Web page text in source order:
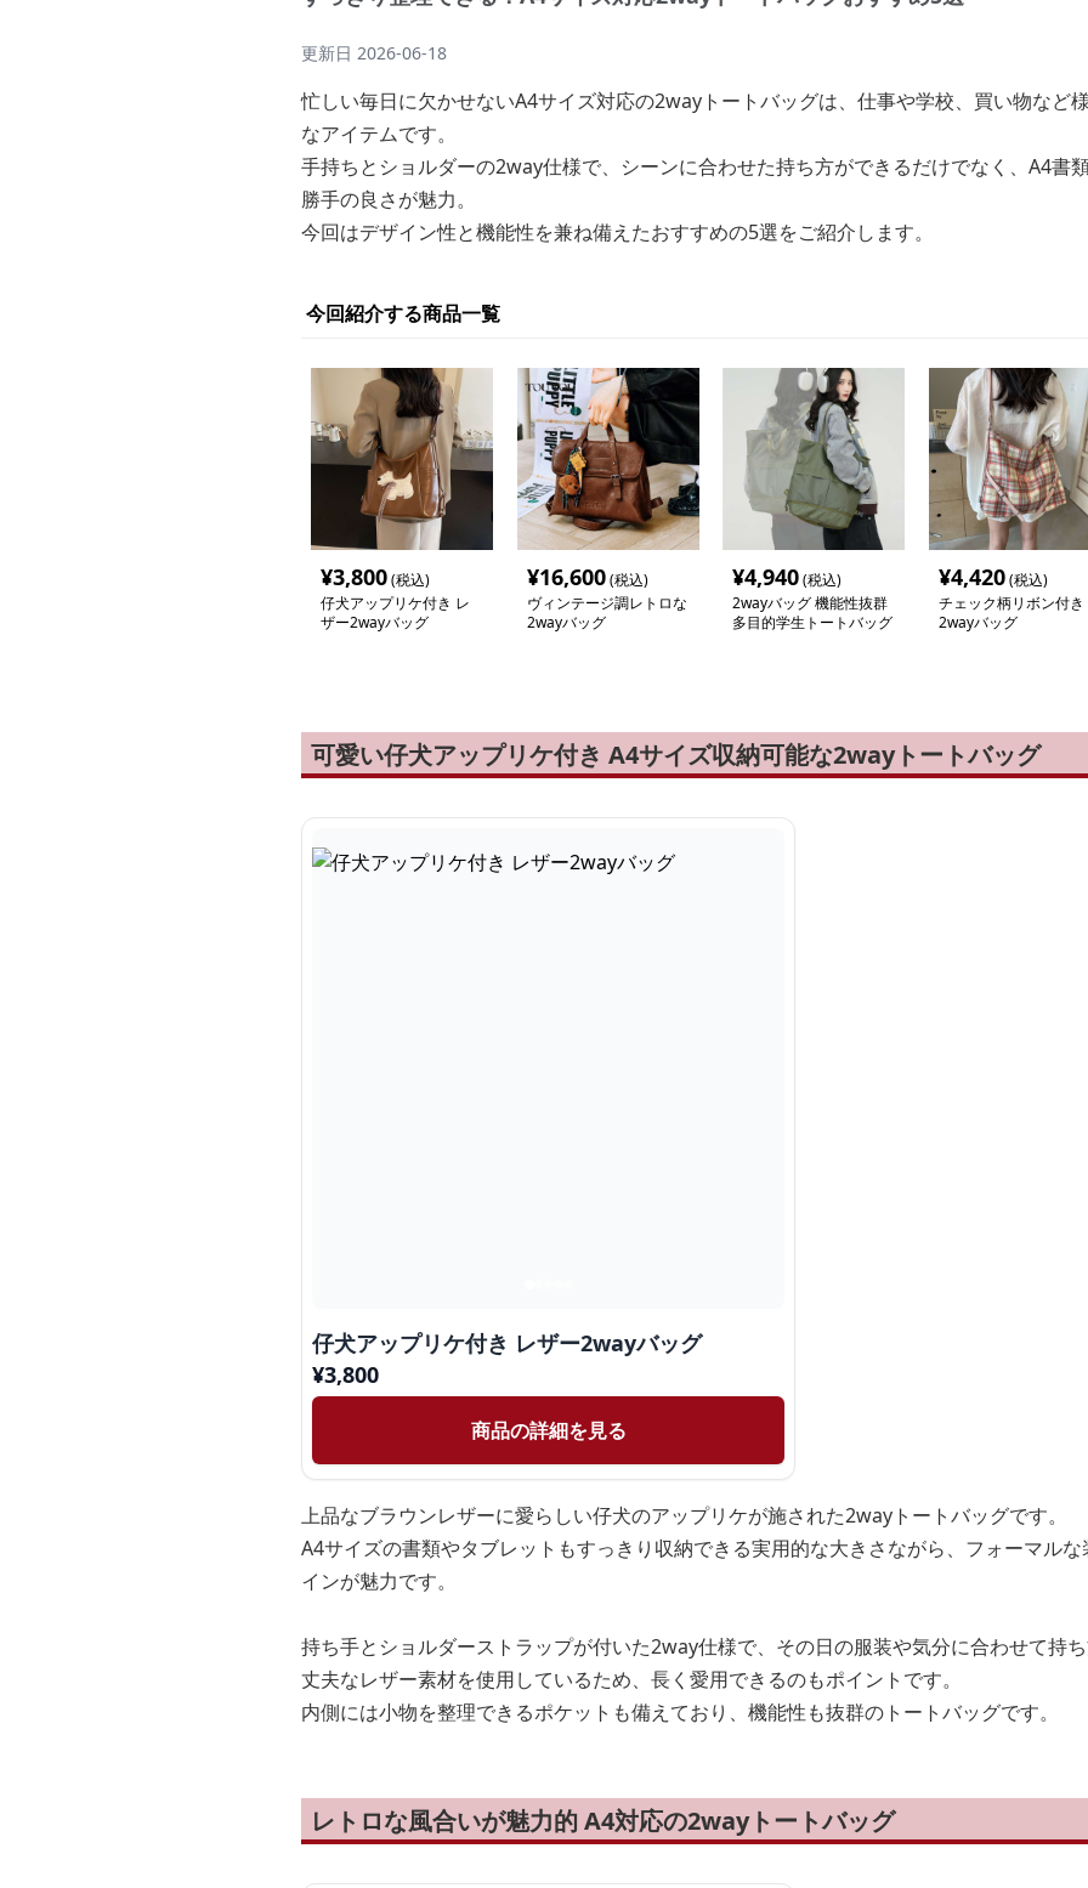
更新日 2026-06-18
忙しい毎日に欠かせないA4サイズ対応の2wayトートバッグは、仕事や学校、買い物など
なアイテムです。
手持ちとショルダーの2way仕様で、シーンに合わせた持ち方ができるだけでなく、A4書
勝手の良さが魅力。
今回はデザイン性と機能性を兼ね備えたおすすめの5選をご紹介します。
今回紹介する商品一覧
¥3,800(税込)
仔犬アップリケ付き レ
ザー2wayバッグ
¥16,600(税込)
ヴィンテージ調レトロな
2wayバッグ
¥4,940(税込)
2wayバッグ 機能性抜群
多目的学生トートバッグ
¥4,420(税込)
チェック柄リボン付き
2wayバッグ
可愛い仔犬アップリケ付き A4サイズ収納可能な2wayトートバッグ
仔犬アップリケ付き レザー2wayバッグ
¥3,800
商品の詳細を見る
上品なブラウンレザーに愛らしい仔犬のアップリケが施された2wayトートバッグです。
A4サイズの書類やタブレットもすっきり収納できる実用的な大きさながら、フォーマル
インが魅力です。
持ち手とショルダーストラップが付いた2way仕様で、その日の服装や気分に合わせて持ち
丈夫なレザー素材を使用しているため、長く愛用できるのもポイントです。
内側には小物を整理できるポケットも備えており、機能性も抜群のトートバッグです。
レトロな風合いが魅力的 A4対応の2wayトートバッグ